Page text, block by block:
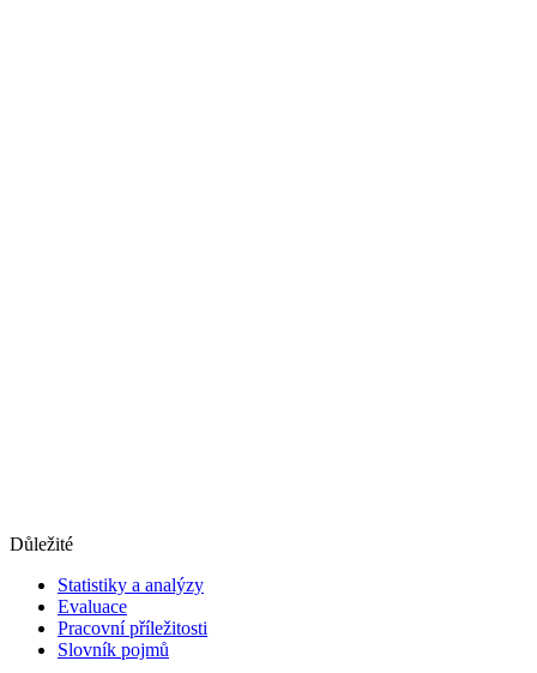
Důležité
Statistiky a analýzy
Evaluace
Pracovní příležitosti
Slovník pojmů